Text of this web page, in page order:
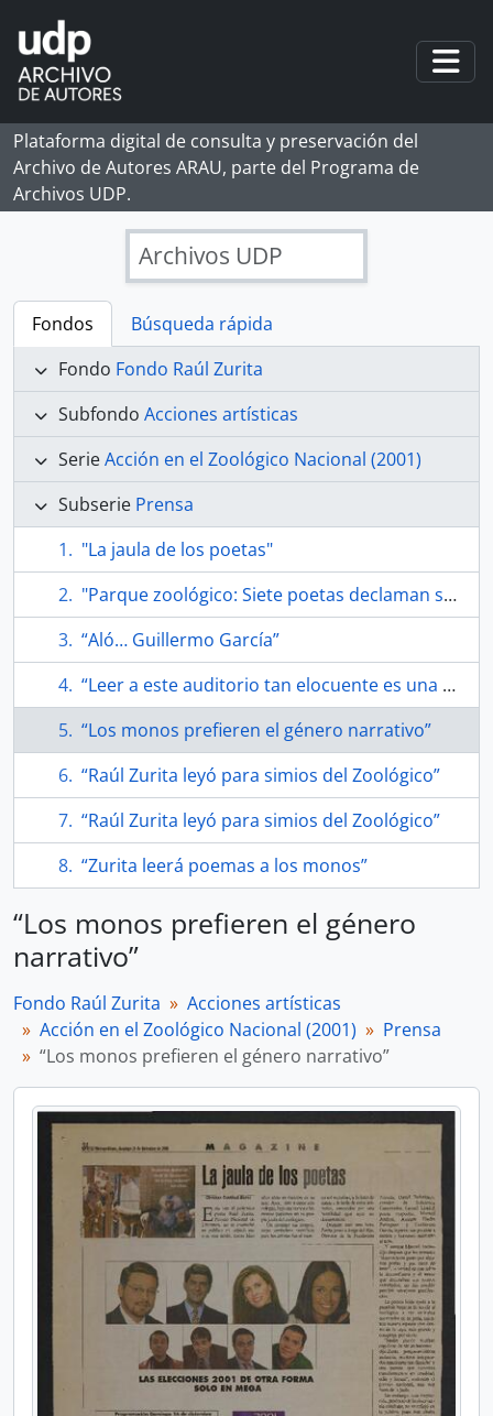
Skip to main content
Plataforma digital de consulta y preservación del
Archivo de Autores ARAU, parte del Programa de
Archivos UDP.
Archivos UDP
Fondos
Búsqueda rápida
Fondo Fondo Raúl Zurita
Subfondo Acciones artísticas
SerieAcción en el Zoológico Nacional (2001)
Subserie Prensa
"La jaula de los poetas"
"Parque zoológico: Siete poetas declaman sus versos a los monos"
“Aló… Guillermo García”
“Leer a este auditorio tan elocuente es una alegría”, La Nación
“Los monos prefieren el género narrativo”
“Raúl Zurita leyó para simios del Zoológico”
“Raúl Zurita leyó para simios del Zoológico”
“Zurita leerá poemas a los monos”
“Los monos prefieren el género
narrativo”
Fondo Raúl Zurita
Acciones artísticas
Acción en el Zoológico Nacional (2001)
Prensa
“Los monos prefieren el género narrativo”